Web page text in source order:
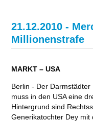
21.12.2010 -
Millionenstrafe
MARKT – USA
Berlin - Der
muss in den USA eine
Hintergrund sind
Generikatochter Dey mit